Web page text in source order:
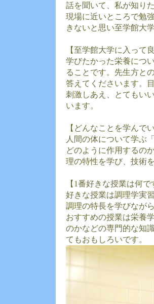
話を聞いて、私が知り
現場に近いところで勉
きないと思い至学館大
【至学館大学に入って
学びたかった栄養につ
ることです。先生方と
答えてくださいます。
刺激しあえ、とてもい
います。
【どんなことを学んで
人間の体について学ぶ
どのように作用するの
理の特性を学び、技術
【1番好きな授業は何
好きな授業は調理学実
調理の特長を学びなが
おすすめの授業は栄養
のかなどの専門的な知
てもおもしろいです。